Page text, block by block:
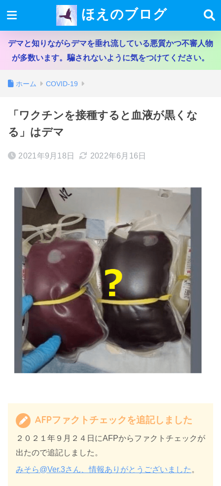
ほえのブログ
デマと知りながらデマを垂れ流している悪質かつ不審人物
が多数います。騙されないように気をつけてください。
ホーム COVID-19
「ワクチンを接種すると血液が黒くな
る」はデマ
2021年9月18日 2022年6月16日
AFPファクトチェックを追記しました
２０２１年９月２４日にAFPからファクトチェックが
出たので追記しました。
みそら@Ver.3さん、情報ありがとうございました 。